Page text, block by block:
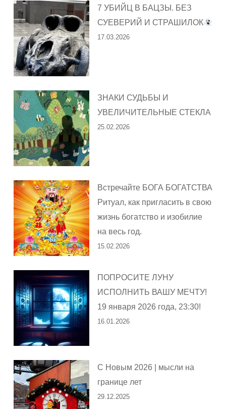
7 УБИЙЦ В БАЦЗЫ. БЕЗ
СУЕВЕРИЙ И СТРАШИЛОК
17.03.2026
ЗНАКИ СУДЬБЫ И
УВЕЛИЧИТЕЛЬНЫЕ СТЕКЛА
25.02.2026
Встречайте БОГА БОГАТСТВА
Ритуал, как пригласить в свою
жизнь богатство и изобилие
на весь год.
15.02.2026
ПОПРОСИТЕ ЛУНУ
ИСПОЛНИТЬ ВАШУ МЕЧТУ!
19 января 2026 года, 23:30!
16.01.2026
С Новым 2026 | мысли на
границе лет
29.12.2025